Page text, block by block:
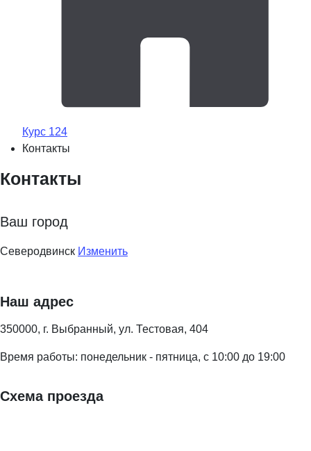
Курс 124
Контакты
Контакты
Ваш город
Северодвинск Изменить
Наш адрес
350000, г. Выбранный, ул. Тестовая, 404
Время работы: понедельник - пятница, с 10:00 до 19:00
Схема проезда